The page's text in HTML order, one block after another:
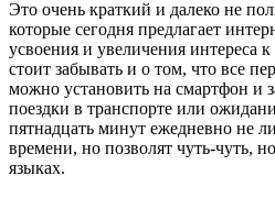
Это очень краткий и далеко не
которые сегодня предлагает
усвоения и увеличения интереса
стоит забывать и о том, что все
можно установить на смартфон и
поездки в транспорте или
пятнадцать минут ежедневно не
времени, но позволят чуть-чуть,
языках.